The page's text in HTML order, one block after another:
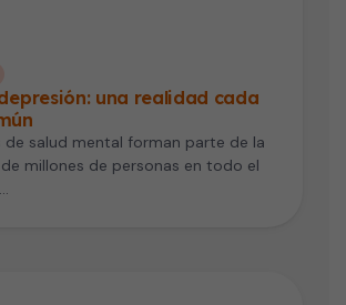
una realidad cada
salud mental forman parte de la
millones de personas en todo el